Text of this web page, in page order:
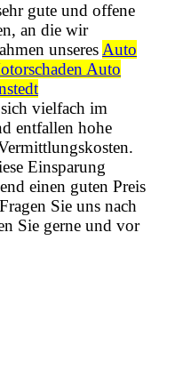
gute und offene
an die wir
unseres Auto
Auto
vielfach im
entfallen hohe
Einsparung
einen guten Preis
Sie uns nach
Sie gerne und vor